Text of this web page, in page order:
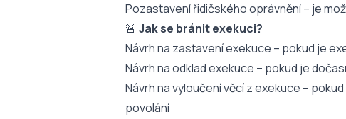
Pozastavení řidičského oprávnění – je
🚨 Jak se bránit exekuci?
Návrh na zastavení exekuce – pokud je
Návrh na odklad exekuce – pokud je
Návrh na vyloučení věcí z exekuce –
povolání